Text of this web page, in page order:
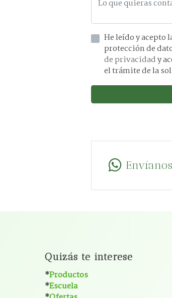
He leído y acepto la información básica sobre
de privacidady
el trámite de la
Quizás te interese
*Productos
*Escuela